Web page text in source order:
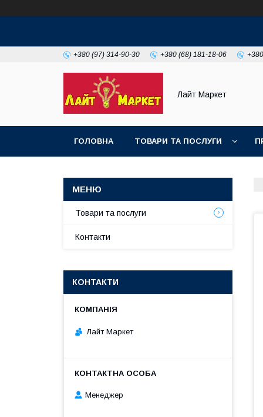
+380 (97) 314-90-30 +380 (68) 181-18-06
Лайт Маркет
ГОЛОВНА ТОВАРИ ТА ПОСЛУГИ
Товари та послуги
Контакти
КОНТАКТИ
Лайт Маркет
Менеджер